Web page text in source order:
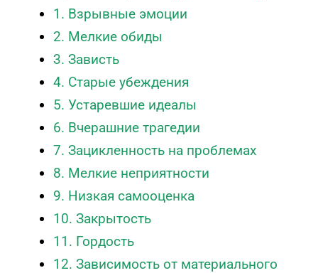
1. Взрывные эмоции
2. Мелкие обиды
3. Зависть
4. Старые убеждения
5. Устаревшие идеалы
6. Вчерашние трагедии
7. Зацикленность на проблемах
8. Мелкие неприятности
9. Низкая самооценка
10. Закрытость
11. Гордость
12. Зависимость от материального